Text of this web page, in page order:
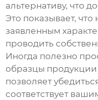
альтернативу, что
Это показывает,
заявленным
проводить
Иногда полезно
образцы продукции
позволяет
соответствует